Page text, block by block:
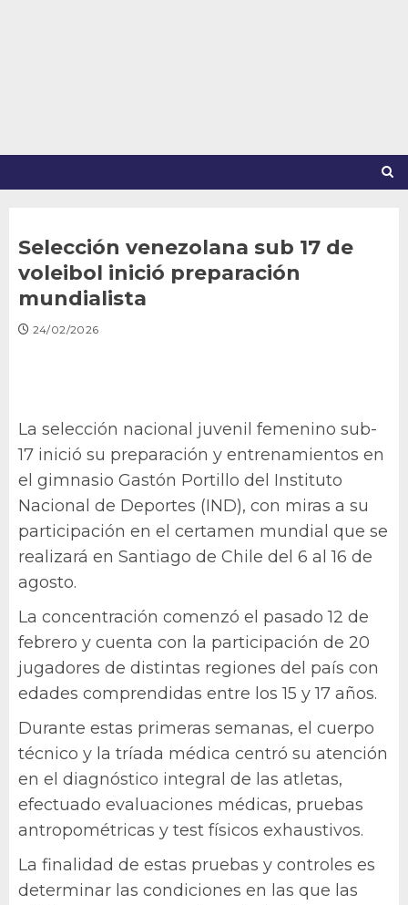
Selección venezolana sub 17 de
voleibol inició preparación
mundialista
24/02/2026
La selección nacional juvenil femenino sub-
17 inició su preparación y entrenamientos en
el gimnasio Gastón Portillo del Instituto
Nacional de Deportes (IND), con miras a su
participación en el certamen mundial que se
realizará en Santiago de Chile del 6 al 16 de
agosto.
La concentración comenzó el pasado 12 de
febrero y cuenta con la participación de 20
jugadores de distintas regiones del país con
edades comprendidas entre los 15 y 17 años.
Durante estas primeras semanas, el cuerpo
técnico y la tríada médica centró su atención
en el diagnóstico integral de las atletas,
efectuado evaluaciones médicas, pruebas
antropométricas y test físicos exhaustivos.
La finalidad de estas pruebas y controles es
determinar las condiciones en las que las